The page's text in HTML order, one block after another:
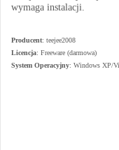
wymaga instalacji.
Producent: teejee2008
Licencja: Freeware (darmowa)
System Operacyjny: Windows XP/